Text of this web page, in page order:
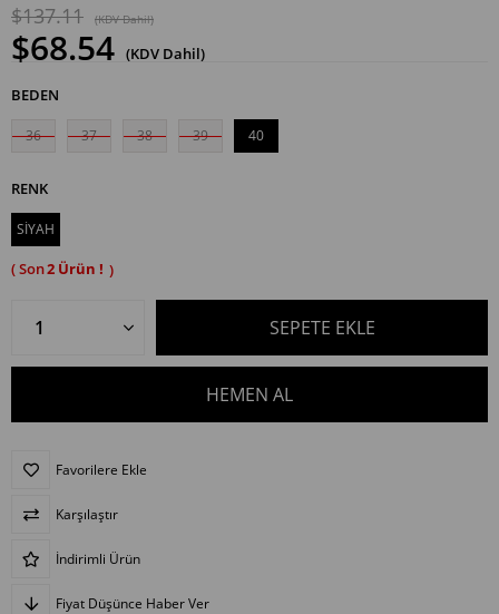
$137.11 (KDV Dahil)
$68.54 (KDV Dahil)
BEDEN
2
36 37 38 39 40
RENK
SİYAH
Favorilere Ekle
Karşılaştır
İndirimli Ürün
Fiyat Düşünce Haber Ver